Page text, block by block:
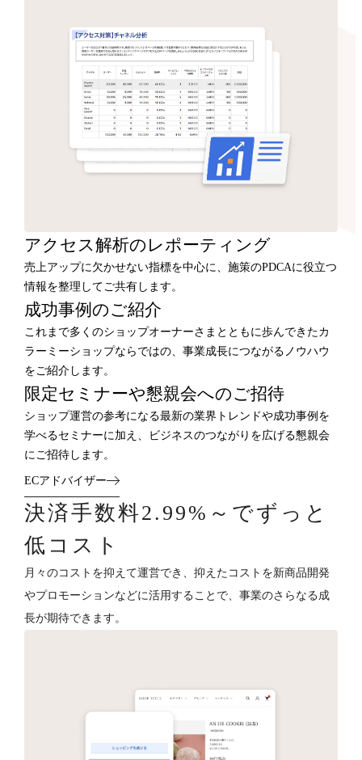
アクセス解析のレポーティング
売上アップに欠かせない指標を中心に、施策のPDCAに役立つ
情報を整理してご共有します。
成功事例のご紹介
これまで多くのショップオーナーさまとともに歩んできたカ
ラーミーショップならではの、事業成長につながるノウハウ
をご紹介します。
限定セミナーや懇親会へのご招待
ショップ運営の参考になる最新の業界トレンドや成功事例を
学べるセミナーに加え、ビジネスのつながりを広げる懇親会
にご招待します。
ECアドバイザー
決済手数料2.99%～でずっと
低コスト
月々のコストを抑えて運営でき、抑えたコストを新商品開発
やプロモーションなどに活用することで、事業のさらなる成
長が期待できます。